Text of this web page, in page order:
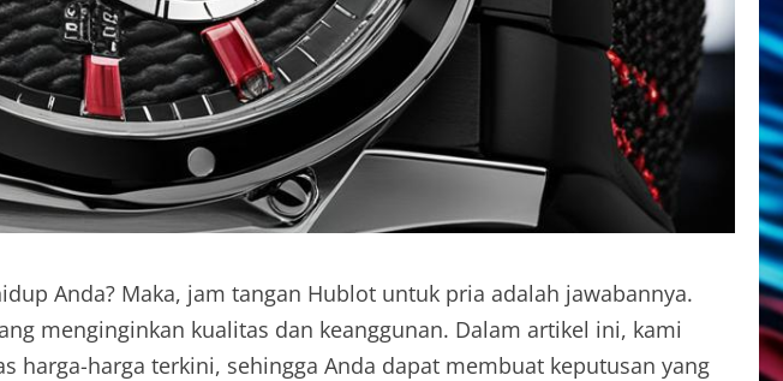
Anda? Maka, jam tangan Hublot untuk pria adalah jawabannya.
menginginkan kualitas dan keanggunan. Dalam artikel ini, kami
harga terkini, sehingga Anda dapat membuat keputusan yang